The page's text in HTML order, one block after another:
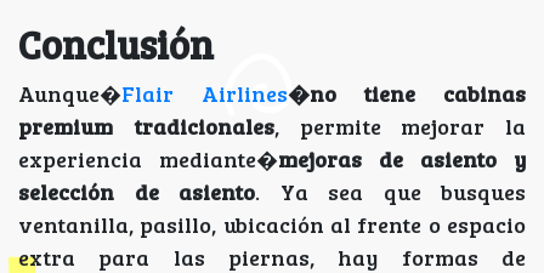
Conclusión
Aunque�Flair Airlines�no tiene cabinas
premium tradicionales, permite mejorar la
experiencia mediante�mejoras de asiento y
selección de asiento. Ya sea que busques
ventanilla, pasillo, ubicación al frente o espacio
extra para las piernas, hay formas de